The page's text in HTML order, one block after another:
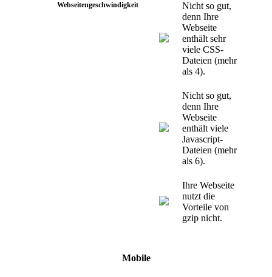
Webseitengeschwindigkeit
Nicht so gut,
denn Ihre
Webseite
enthält sehr
viele CSS-
Dateien (mehr
als 4).
Nicht so gut,
denn Ihre
Webseite
enthält viele
Javascript-
Dateien (mehr
als 6).
Ihre Webseite
nutzt die
Vorteile von
gzip nicht.
Mobile